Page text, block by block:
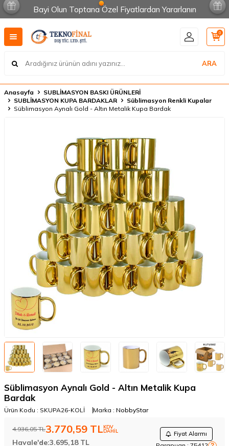
Bayi Olun Toptana Özel Fiyatlardan Yararlanın
ARA
0
Anasayfa
SUBLİMASYON BASKI ÜRÜNLERİ
SUBLİMASYON KUPA BARDAKLAR
Süblimasyon Renkli Kupalar
Süblimasyon Aynalı Gold - Altın Metalik Kupa Bardak
Süblimasyon Aynalı Gold - Altın Metalik Kupa
Bardak
Ürün Kodu : SKUPA26-KOLİ Marka : NobbyStar
4.936,05TL3.770,59 TLKDV
DAHİL Fiyat Alarmı
Havale'de:3.695,18 TL